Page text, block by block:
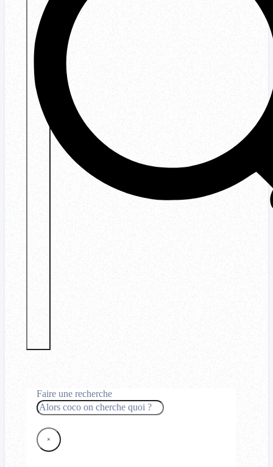
Faire une recherche
Rechercher
×